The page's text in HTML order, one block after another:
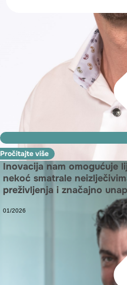
Pročitajte više
Inovacija nam omogućuje
nekoć smatrale
preživljenja i značajno
01/2026